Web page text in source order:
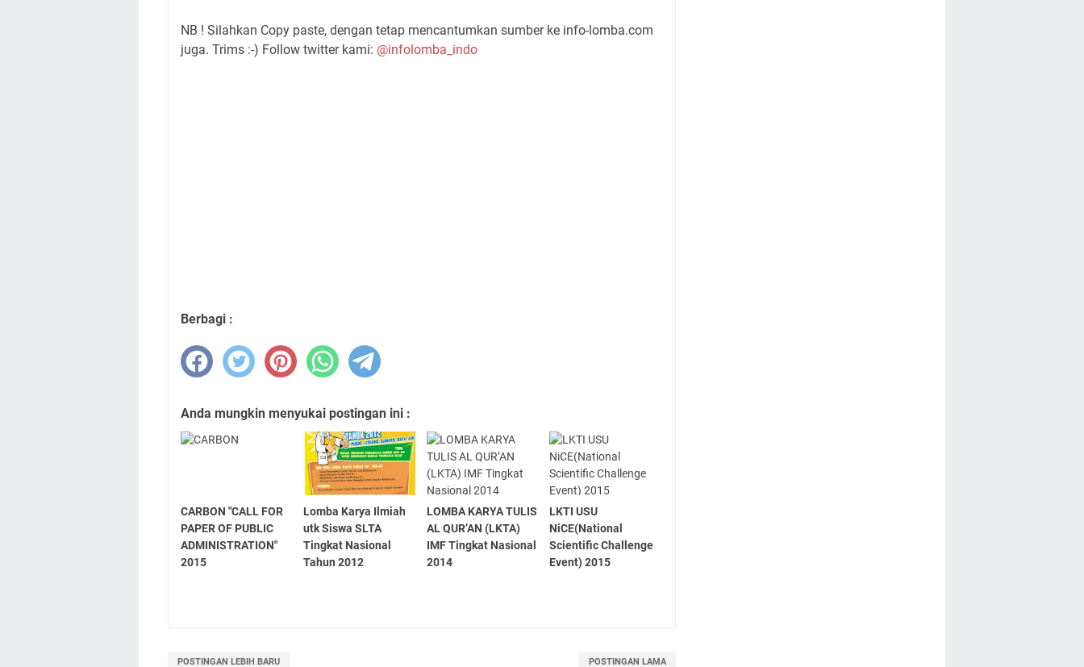
NB ! Silahkan Copy paste, dengan tetap mencantumkan sumber ke info-lomba.com
juga. Trims :-) Follow twitter kami: @infolomba_indo
Berbagi :
Anda mungkin menyukai postingan ini :
CARBON "CALL FOR
PAPER OF PUBLIC
ADMINISTRATION"
2015
Lomba Karya Ilmiah
utk Siswa SLTA
Tingkat Nasional
Tahun 2012
LOMBA KARYA TULIS
AL QUR’AN (LKTA)
IMF Tingkat Nasional
2014
LKTI USU
NiCE(National
Scientific Challenge
Event) 2015
POSTINGAN LEBIH BARU POSTINGAN LAMA